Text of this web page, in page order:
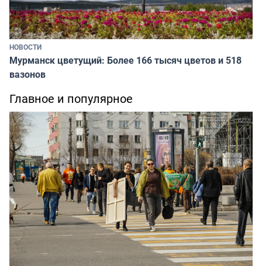
НОВОСТИ
Мурманск цветущий: Более 166 тысяч цветов и 518
вазонов
Главное и популярное